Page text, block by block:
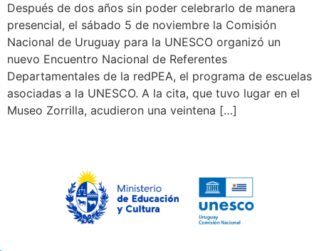
Después de dos años sin poder celebrarlo de manera
presencial, el sábado 5 de noviembre la Comisión
Nacional de Uruguay para la UNESCO organizó un
nuevo Encuentro Nacional de Referentes
Departamentales de la redPEA, el programa de escuelas
asociadas a la UNESCO. A la cita, que tuvo lugar en el
Museo Zorrilla, acudieron una veintena […]